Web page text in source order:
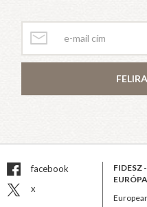
facebook
x
FIDESZ